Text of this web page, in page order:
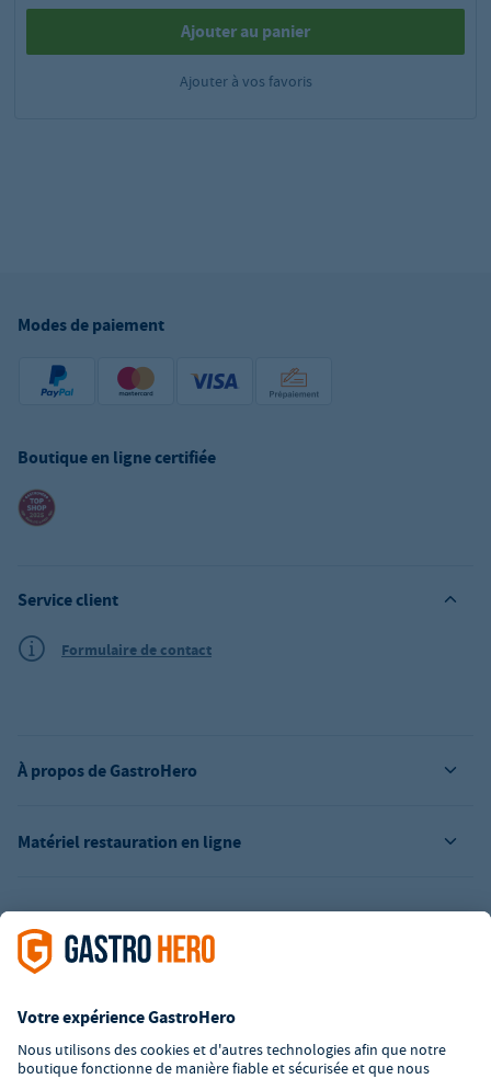
Ajouter au panier
Ajouter à vos favoris
Modes de paiement
Boutique en ligne certifiée
Matériel restauration en ligne
À propos de GastroHero
Service client
Formulaire de contact
L’offre de la société GastroHero est exclusivement destinée aux
la TVA légale en vigueur. Toutes les illustrations sont similaires.
Certaines méthodes de paiement peuvent entraîner des frais
supplémentaires.